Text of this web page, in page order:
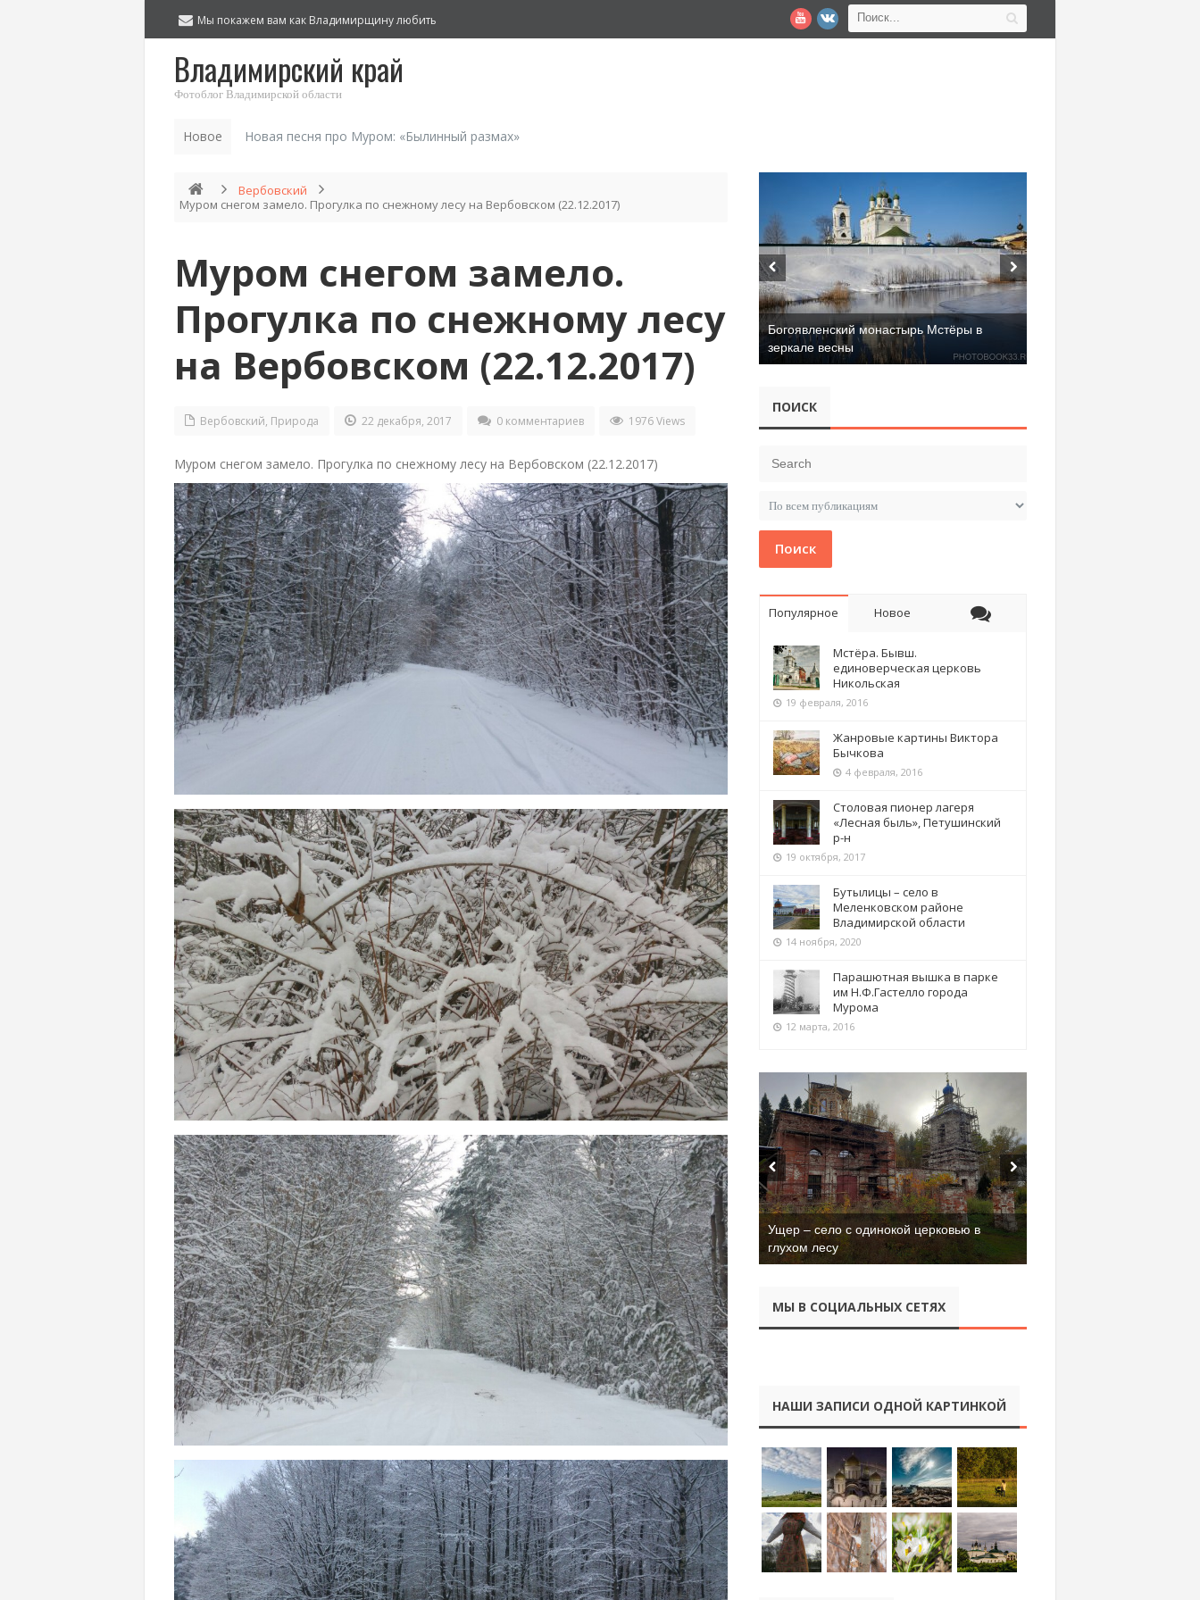
Мы покажем вам как Владимирщину любить
Владимирский край
Фотоблог Владимирской области
Новое Новая песня про Муром: «Былинный размах»
Вербовский
Муром снегом замело. Прогулка по снежному лесу на Вербовском (22.12.2017)
Муром снегом замело.
Прогулка по снежному лесу
на Вербовском (22.12.2017)
Вербовский, Природа 22 декабря, 2017 0 комментариев 1976 Views
Муром снегом замело. Прогулка по снежному лесу на Вербовском (22.12.2017)
Богоявленский монастырь Мстёры в
зеркале весны
ПОИСК
Поиск
Популярное Новое
Мстёра. Бывш.
единоверческая церковь
Никольская
19 февраля, 2016
Жанровые картины Виктора
Бычкова
4 февраля, 2016
Столовая пионер лагеря
«Лесная быль», Петушинский
р-н
19 октября, 2017
Бутылицы – село в
Меленковском районе
Владимирской области
14 ноября, 2020
Парашютная вышка в парке
им Н.Ф.Гастелло города
Мурома
12 марта, 2016
Ущер – село с одинокой церковью в
глухом лесу
МЫ В СОЦИАЛЬНЫХ СЕТЯХ
НАШИ ЗАПИСИ ОДНОЙ КАРТИНКОЙ